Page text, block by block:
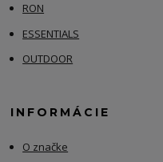
RON
ESSENTIALS
OUTDOOR
INFORMÁCIE
O značke